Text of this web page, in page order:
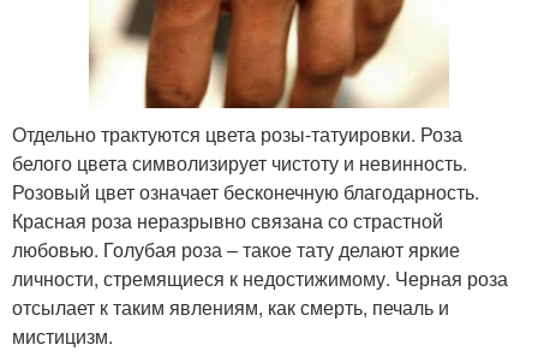
Отдельно трактуются цвета розы-татуировки. Роза
белого цвета символизирует чистоту и невинность.
Розовый цвет означает бесконечную благодарность.
Красная роза неразрывно связана со страстной
любовью. Голубая роза – такое тату делают яркие
личности, стремящиеся к недостижимому. Черная роза
отсылает к таким явлениям, как смерть, печаль и
мистицизм.